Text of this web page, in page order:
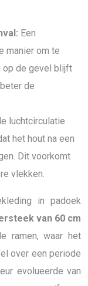
Een
manier om te
op de gevel blijft
de
luchtcirculatie
het hout na een
Dit voorkomt
vlekken.
in padoek
van 60 cm
ramen, waar het
over een periode
evolueerde van